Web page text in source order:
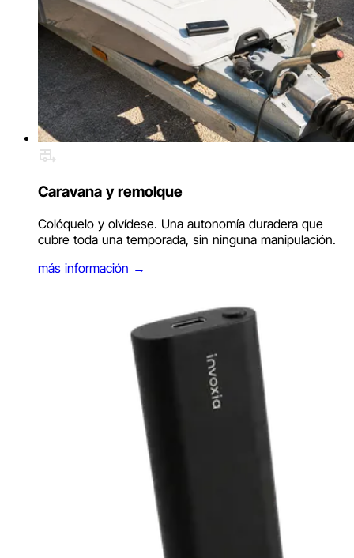
Caravana y remolque
Colóquelo y olvídese. Una autonomía duradera que
cubre toda una temporada, sin ninguna manipulación.
más información →